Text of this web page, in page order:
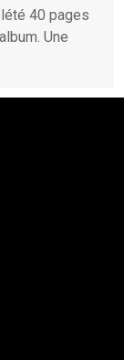
40 pages
Une